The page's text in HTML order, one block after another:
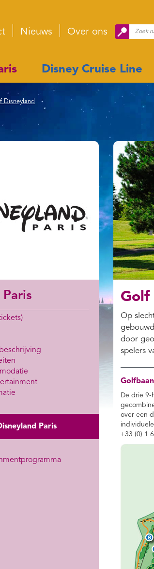
Nieuws Over ons
Disney Cruise Line
Disneyland
Paris
Golf
Op
door
spelers
Golfbaan
De drie 9-
over een
+33 (0) 1